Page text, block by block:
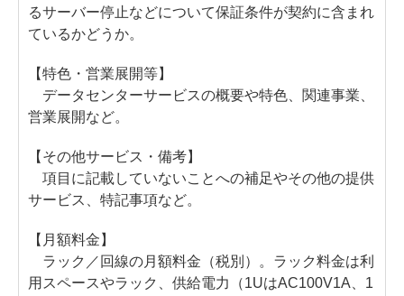
るサーバー停止などについて保証条件が契約に含まれ
ているかどうか。
【特色・営業展開等】
データセンターサービスの概要や特色、関連事業、
営業展開など。
【その他サービス・備考】
項目に記載していないことへの補足やその他の提供
サービス、特記事項など。
【月額料金】
ラック／回線の月額料金（税別）。ラック料金は利
用スペースやラック、供給電力（1UはAC100V1A、1